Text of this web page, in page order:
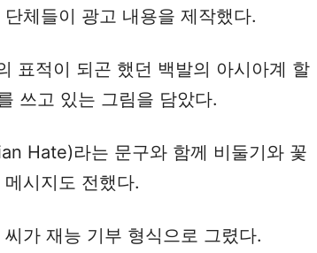
체들이 광고 내용을 제작했다.
표적이 되곤 했던 백발의 아시아계 할
쓰고 있는 그림을 담았다.
Hate)라는 문구와 함께 비둘기와 꽃
시지도 전했다.
가 재능 기부 형식으로 그렸다.